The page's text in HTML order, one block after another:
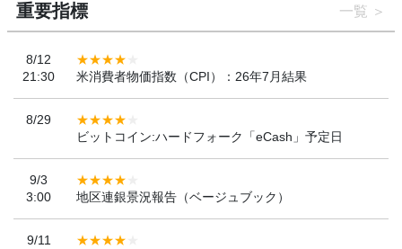
重要指標 一覧
8/12
21:30
米消費者物価指数（CPI）：26年7月結果
8/29
ビットコイン:ハードフォーク「eCash」予定日
9/3
3:00
地区連銀景況報告（ベージュブック）
9/11